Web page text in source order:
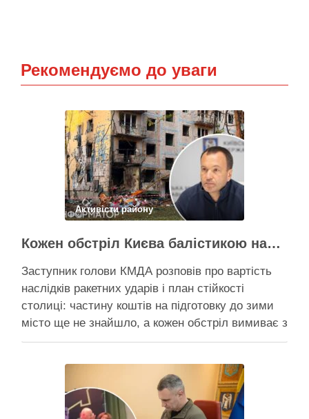
Рекомендуємо до уваги
Активісти району
Кожен обстріл Києва балістикою наносить місту збитків на 300-500 мільйонів – Петро Пантелеєв
Заступник голови КМДА розповів про вартість
наслідків ракетних ударів і план стійкості
столиці: частину коштів на підготовку до зими
місто ще не знайшло, а кожен обстріл вимиває з
казни міста ще більше коштів Балістичний удар
при цьому деякі питання, як-от розселення
містян …